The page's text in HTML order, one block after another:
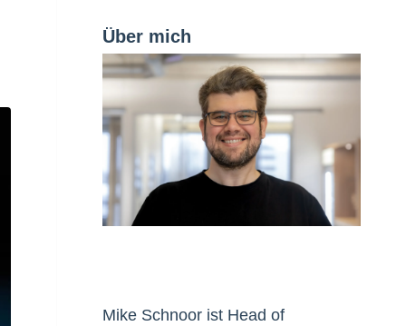
Über mich
Mike Schnoor ist Head of